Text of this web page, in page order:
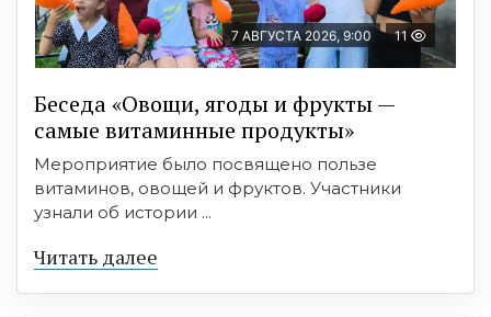
7 АВГУСТА 2026, 9:00 11
Беседа «Овощи, ягоды и фрукты —
самые витаминные продукты»
Мероприятие было посвящено пользе
витаминов, овощей и фруктов. Участники
узнали об истории ...
Читать далее